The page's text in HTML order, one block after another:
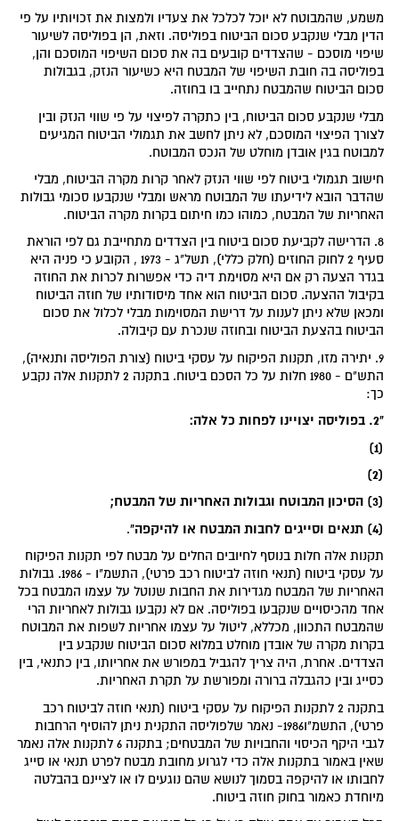
משמע, שהמבוטח לא יוכל לכלכל את צעדיו ולמצות את זכויותיו על פי
הדין מבלי שנקבע סכום הביטוח בפוליסה. וזאת, הן בפוליסה לשיעור
שיפוי מוסכם - שהצדדים קובעים בה את סכום השיפוי המוסכם והן,
בפוליסה בה חובת השיפוי של המבטח היא כשיעור הנזק, בגבולות
סכום הביטוח שהמבטח נתחייב בו בחוזה.
מבלי שנקבע סכום הביטוח, בין כתקרה לפיצוי על פי שווי הנזק ובין
לצורך הפיצוי המוסכם, לא ניתן לחשב את תגמולי הביטוח המגיעים
למבוטח בגין אובדן מוחלט של הנכס המבוטח.
חישוב תגמולי ביטוח לפי שווי הנזק לאחר קרות מקרה הביטוח, מבלי
שהדבר הובא לידיעתו של המבוטח מראש ומבלי שנקבעו סכומי גבולות
האחריות של המבטח, כמוהו כמו חיתום בקרות מקרה הביטוח.
8. הדרישה לקביעת סכום ביטוח בין הצדדים מתחייבת גם לפי הוראת
סעיף 2 לחוק החוזים (חלק כללי), תשל"ג - 1973 , הקובע כי פניה היא
בגדר הצעה רק אם היא מסוימת דיה כדי אפשרות לכרות את החוזה
בקיבול ההצעה. סכום הביטוח הוא אחד מיסודותיו של חוזה הביטוח
ומכאן שלא ניתן לענות על דרישת המסוימות מבלי לכלול את סכום
הביטוח בהצעת הביטוח ובחוזה שנכרת עם קיבולה.
9. יתירה מזו, תקנות הפיקוח על עסקי ביטוח (צורת הפוליסה ותנאיה),
התש"ם - 1980 חלות על כל הסכם ביטוח. בתקנה 2 לתקנות אלה נקבע
כך:
"2. בפוליסה יצויינו לפחות כל אלה:
(1)
(2)
(3) הסיכון המבוטח וגבולות האחריות של המבטח;
(4) תנאים וסייגים לחבות המבטח או להיקפה"
.
תקנות אלה חלות בנוסף לחיובים החלים על מבטח לפי תקנות הפיקוח
על עסקי ביטוח (תנאי חוזה לביטוח רכב פרטי), התשמ"ו - 1986. גבולות
האחריות של המבטח מגדירות את החבות שנוטל על עצמו המבטח בכל
אחד מהכיסויים שנקבעו בפוליסה. אם לא נקבעו גבולות לאחריות הרי
שהמבטח התכוון, מכללא, ליטול על עצמו אחריות לשפות את המבוטח
בקרות מקרה של אובדן מוחלט במלוא סכום הביטוח שנקבע בין
הצדדים. אחרת, היה צריך להגביל במפורש את אחריותו, בין כתנאי, בין
כסייג ובין כהגבלה ברורה ומפורשת על תקרת האחריות.
בתקנה 2 לתקנות הפיקוח על עסקי ביטוח (תנאי חוזה לביטוח רכב
פרטי), התשמ"ו1986- נאמר שלפוליסה התקנית ניתן להוסיף הרחבות
לגבי היקף הכיסוי והחבויות של המבטחים; בתקנה 6 לתקנות אלה נאמר
שאין באמור בתקנות אלה כדי לגרוע מחובת מבטח לפרט תנאי או סייג
לחבותו או להיקפה בסמוך לנושא שהם נוגעים לו או לציינם בהבלטה
מיוחדת כאמור בחוק חוזה ביטוח.